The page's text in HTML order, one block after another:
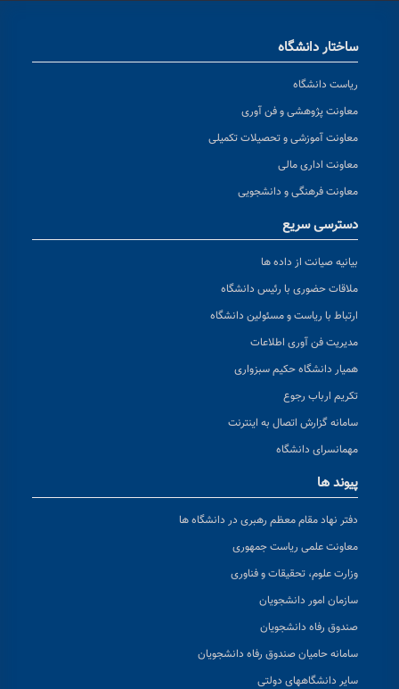
ساختار دانشگاه
ریاست دانشگاه
معاونت پژوهشی و فن آوری
معاونت آموزشی و تحصیلات تکمیلی
معاونت اداری مالی
معاونت فرهنگی و دانشجویی
دسترسی سریع
بیانیه صیانت از داده ها
ملاقات حضوری با رئیس دانشگاه
ارتباط با ریاست و مسئولین دانشگاه
مدیریت فن آوری اطلاعات
همیار دانشگاه حکیم سبزواری
تکریم ارباب رجوع
سامانه گزارش اتصال به اینترنت
مهمانسرای دانشگاه
پیوند ها
دفتر نهاد مقام معظم رهبری در دانشگاه ها
معاونت علمی ریاست جمهوری
وزارت علوم، تحقیقات و فناوری
سازمان امور دانشجویان
صندوق رفاه دانشجویان
سامانه حامیان صندوق رفاه دانشجویان
سایر دانشگاههای دولتی